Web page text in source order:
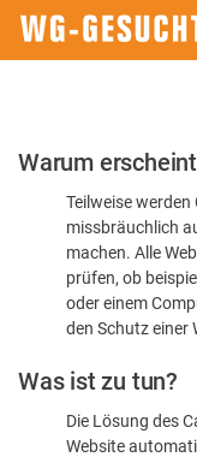
Bitte
dass
sind
Warum
Teilweise
missbräuchlich
machen. Alle
prüfen, ob
oder einem
den Schutz einer
Was ist zu tun?
Die Lösung des
Website